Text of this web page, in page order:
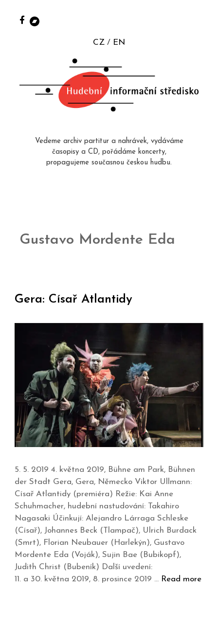
CZ EN
Vedeme archiv partitur a nahrávek, vydáváme
časopisy a CD, pořádáme koncerty,
propagujeme současnou českou hudbu.
Gustavo Mordente Eda
Gera: Císař Atlantidy
5. 5. 2019 4. května 2019, Bühne am Park, Bühnen
der Stadt Gera, Gera, Německo Viktor Ullmann:
Císař Atlantidy (premiéra) Režie: Kai Anne
Schuhmacher, hudební nastudování: Takahiro
Nagasaki Účinkují: Alejandro Lárraga Schleske
(Císař), Johannes Beck (Tlampač), Ulrich Burdack
(Smrt), Florian Neubauer (Harlekýn), Gustavo
Mordente Eda (Voják), Sujin Bae (Bubikopf),
Judith Christ (Bubeník) Další uvedení:
11. a 30. května 2019, 8. prosince 2019 … Read more